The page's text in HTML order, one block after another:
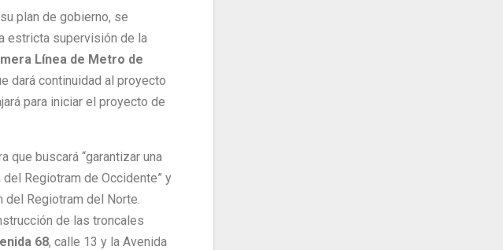
plan de gobierno, se
estricta supervisión de la
Línea de Metro de
dará continuidad al proyecto
para iniciar el proyecto de
que buscará “garantizar una
Regiotram de Occidente” y
del Regiotram del Norte.
de las troncales
68, calle 13 y la Avenida